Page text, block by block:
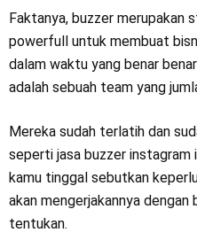
Faktanya, buzzer merupakan
powerfull untuk membuat
dalam waktu yang benar
adalah sebuah team yang
Mereka sudah terlatih dan
seperti jasa buzzer instagram
kamu tinggal sebutkan
akan mengerjakannya
tentukan.